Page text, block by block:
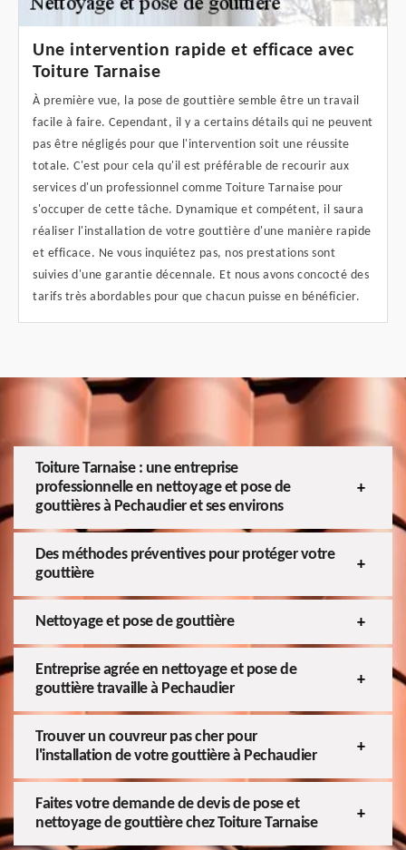
Une intervention rapide et efficace avec
Toiture Tarnaise
À première vue, la pose de gouttière semble être un travail
facile à faire. Cependant, il y a certains détails qui ne peuvent
pas être négligés pour que l'intervention soit une réussite
totale. C'est pour cela qu'il est préférable de recourir aux
services d'un professionnel comme Toiture Tarnaise pour
s'occuper de cette tâche. Dynamique et compétent, il saura
réaliser l'installation de votre gouttière d'une manière rapide
et efficace. Ne vous inquiétez pas, nos prestations sont
suivies d'une garantie décennale. Et nous avons concocté des
tarifs très abordables pour que chacun puisse en bénéficier.
Toiture Tarnaise : une entreprise
professionnelle en nettoyage et pose de
gouttières à Pechaudier et ses environs
Des méthodes préventives pour protéger votre
gouttière
Nettoyage et pose de gouttière
Entreprise agrée en nettoyage et pose de
gouttière travaille à Pechaudier
Trouver un couvreur pas cher pour
l'installation de votre gouttière à Pechaudier
Faites votre demande de devis de pose et
nettoyage de gouttière chez Toiture Tarnaise